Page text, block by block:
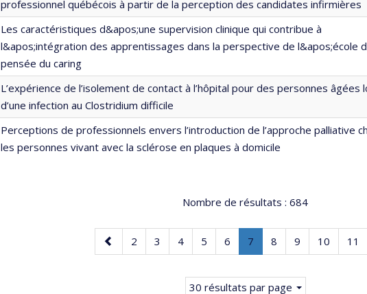
professionnel québécois à partir de la perception des candidates infirmières
Les caractéristiques d&apos;une supervision clinique qui contribue à
l&apos;intégration des apprentissages dans la perspective de l&apos;école
pensée du caring
L’expérience de l’isolement de contact à l’hôpital pour des personnes âgées
d’une infection au Clostridium difficile
Perceptions de professionnels envers l’introduction de l’approche palliative
les personnes vivant avec la sclérose en plaques à domicile
Nombre de résultats : 684
Page
précédente
Page
2 Page
3 Page
4 Page
5 Page
6 Page
7
Page
courante.
Page
8 Page
9 Page
10 Page
11
30 résultats par page